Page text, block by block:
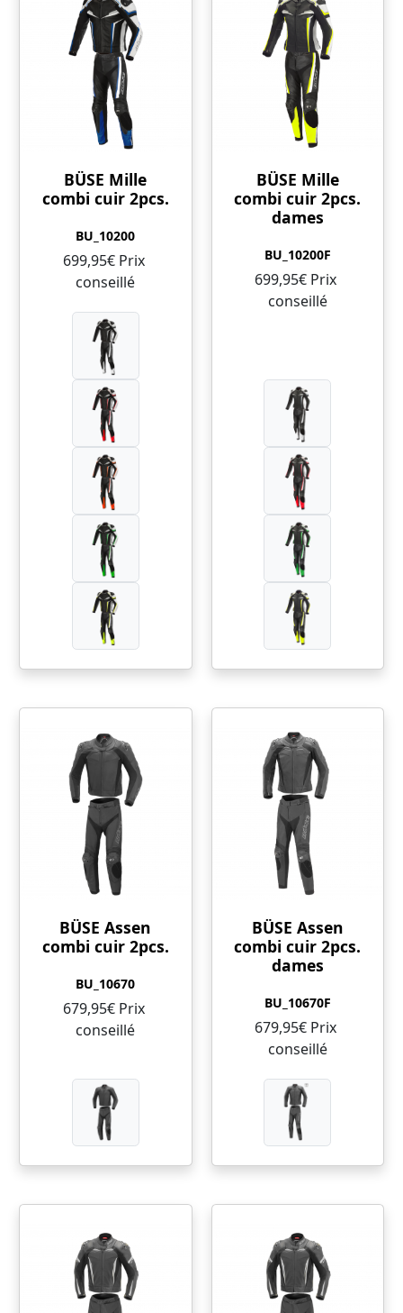
BÜSE Mille
combi cuir 2pcs.
BU_10200
699,95€ Prix ​​
conseillé
BÜSE Mille
combi cuir 2pcs.
dames
BU_10200F
699,95€ Prix ​​
conseillé
BÜSE Assen
combi cuir 2pcs.
BU_10670
679,95€ Prix ​​
conseillé
BÜSE Assen
combi cuir 2pcs.
dames
BU_10670F
679,95€ Prix ​​
conseillé